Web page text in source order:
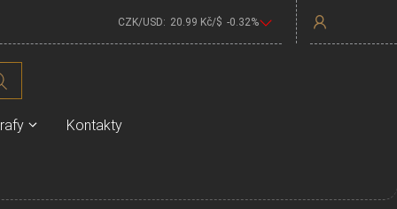
CZK/USD: 20.99 Kč/$ -0.32%
Kontakty